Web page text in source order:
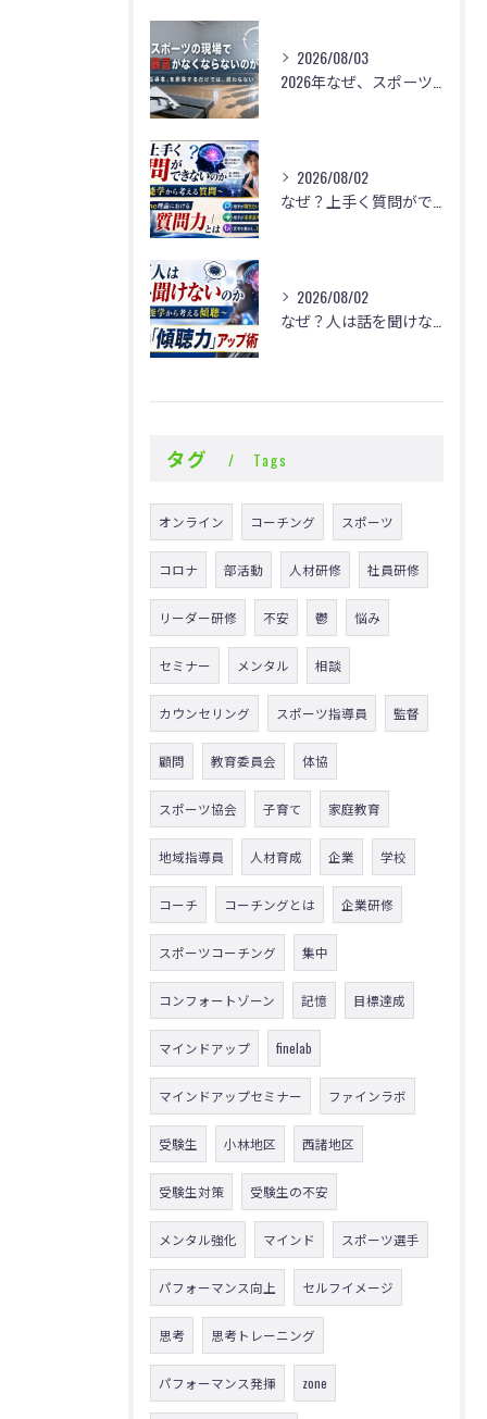
2026/08/03
2026/08/02
2026/08/02
タグ Tags
オンライン コーチング スポーツ
コロナ 部活動 人材研修 社員研修
リーダー研修 不安 鬱 悩み
セミナー メンタル 相談
カウンセリング スポーツ指導員 監督
顧問 教育委員会 体協
スポーツ協会 子育て 家庭教育
地域指導員 人材育成 企業 学校
コーチ コーチングとは 企業研修
スポーツコーチング 集中
コンフォートゾーン 記憶 目標達成
マインドアップ finelab
マインドアップセミナー ファインラボ
受験生 小林地区 西諸地区
受験生対策 受験生の不安
メンタル強化 マインド スポーツ選手
パフォーマンス向上 セルフイメージ
思考 思考トレーニング
パフォーマンス発揮 zone